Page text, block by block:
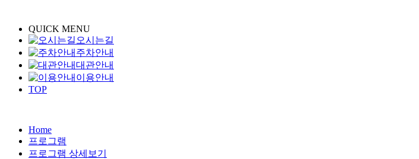
QUICK MENU
오시는길
주차안내
대관안내
이용안내
TOP
Home
프로그램
프로그램 상세보기